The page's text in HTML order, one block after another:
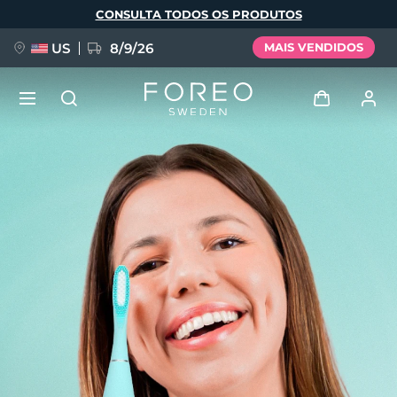
principal
CONSULTA TODOS OS PRODUTOS
US 8/9/26 MAIS VENDIDOS
Perfil de usuário
Meus aparelhos
Meus pedidos
Meus endereços
As minhas subscrições
NOVIDADE
FAQ™ Pure Beauty-Tech Elixir
BREAKING NEWS
issa™ Teeth Whitening Set
Deutsch
Español
Français
Italiano
Português
Svenska
Русский
简体中文 繁體中文